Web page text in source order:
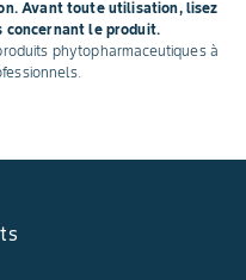
Avant toute utilisation, lisez
le produit.
phytopharmaceutiques à